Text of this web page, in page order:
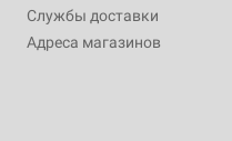
Службы доставки
Адреса магазинов